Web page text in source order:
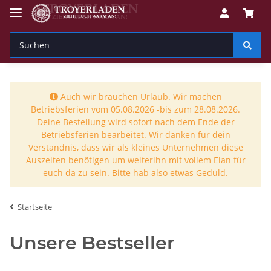
Auch wir brauchen Urlaub. Wir machen
Betriebsferien vom 05.08.2026 -bis zum 28.08.2026.
Deine Bestellung wird sofort nach dem Ende der
Betriebsferien bearbeitet. Wir danken für dein
Verständnis, dass wir als kleines Unternehmen diese
Auszeiten benötigen um weiterihn mit vollem Elan für
euch da zu sein. Bitte hab also etwas Geduld.
Startseite
Unsere Bestseller